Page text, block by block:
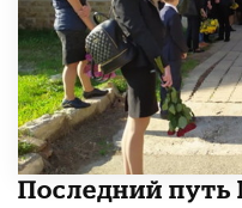
Последний